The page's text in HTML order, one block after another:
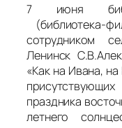
7 июня
(библиотека-
сотрудником
Ленинск
«Как на Ивана,
праздника
летнего